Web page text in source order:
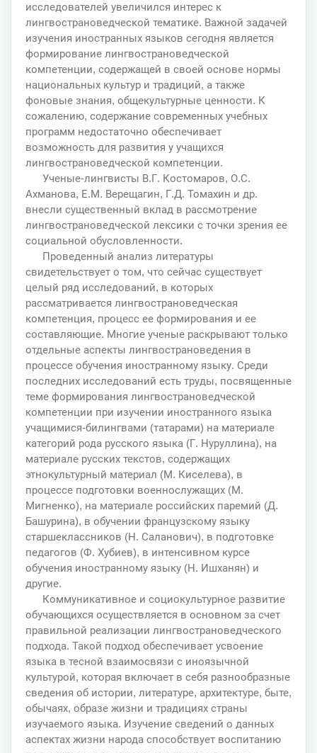
исследователей увеличился интерес к
лингвострановедческой тематике. Важной задачей
изучения иностранных языков сегодня является
формирование лингвострановедческой
компетенции, содержащей в своей основе нормы
национальных культур и традиций, а также
фоновые знания, общекультурные ценности. К
сожалению, содержание современных учебных
программ недостаточно обеспечивает
возможность для развития у учащихся
лингвострановедческой компетенции.
Ученые-лингвисты В.Г. Костомаров, О.С.
Ахманова, Е.М. Верещагин, Г.Д. Томахин и др.
внесли существенный вклад в рассмотрение
лингвострановедческой лексики с точки зрения ее
социальной обусловленности.
Проведенный анализ литературы
свидетельствует о том, что сейчас существует
целый ряд исследований, в которых
рассматривается лингвострановедческая
компетенция, процесс ее формирования и ее
составляющие. Многие ученые раскрывают только
отдельные аспекты лингвострановедения в
процессе обучения иностранному языку. Среди
последних исследований есть труды, посвященные
теме формирования лингвострановедческой
компетенции при изучении иностранного языка
учащимися-билингвами (татарами) на материале
категорий рода русского языка (Г. Нуруллина), на
материале русских текстов, содержащих
этнокультурный материал (М. Киселева), в
процессе подготовки военнослужащих (М.
Мигненко), на материале российских паремий (Д.
Башурина), в обучении французскому языку
старшеклассников (Н. Саланович), в подготовке
педагогов (Ф. Хубиев), в интенсивном курсе
обучения иностранному языку (Н. Ишханян) и
другие.
Коммуникативное и социокультурное развитие
обучающихся осуществляется в основном за счет
правильной реализации лингвострановедческого
подхода. Такой подход обеспечивает усвоение
языка в тесной взаимосвязи с иноязычной
культурой, которая включает в себя разнообразные
сведения об истории, литературе, архитектуре, быте,
обычаях, образе жизни и традициях страны
изучаемого языка. Изучение сведений о данных
аспектах жизни народа способствует воспитанию